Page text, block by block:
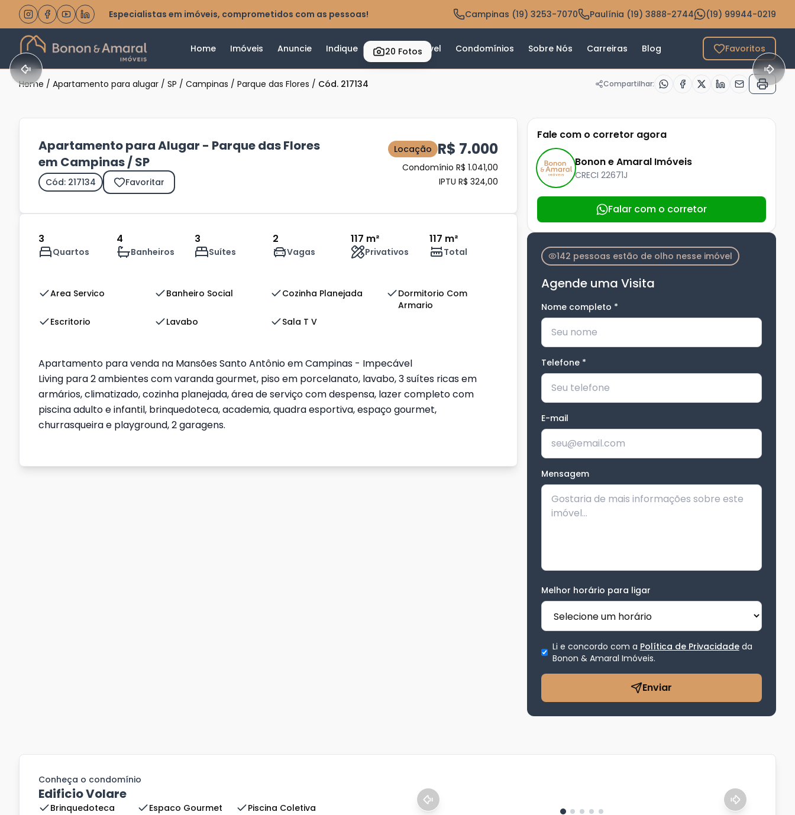
Especialistas em imóveis, comprometidos com as pessoas! Campinas (19) 3253-7070 Paulínia (19) 3888-2744 (19) 99944-0219
Home Imóveis Anuncie Indique Valor do Imóvel Condomínios Sobre Nós Carreiras Blog Favoritos
20 Fotos
Home / Apartamento para alugar / SP / Campinas / Parque das Flores / Cód. 217134 Compartilhar:
Apartamento para Alugar - Parque das Flores
em Campinas / SP
Cód: 217134 Favoritar
Locação R$ 7.000
Condomínio R$ 1.041,00
IPTU R$ 324,00
3
Quartos
4
Banheiros
3
Suítes
2
Vagas
117 m²
Privativos
117 m²
Total
Area Servico Banheiro Social Cozinha Planejada
Dormitorio Com
Armario
Escritorio
Lavabo Sala T V
Apartamento para venda na Mansões Santo Antônio em Campinas - Impecável
Living para 2 ambientes com varanda gourmet, piso em porcelanato, lavabo, 3 suítes ricas em
armários, climatizado, cozinha planejada, área de serviço com despensa, lazer completo com
piscina adulto e infantil, brinquedoteca, academia, quadra esportiva, espaço gourmet,
churrasqueira e playground, 2 garagens.
Fale com o corretor agora
Bonon e Amaral Imóveis
CRECI 22671J
Falar com o corretor
142 pessoas estão de olho nesse imóvel
Agende uma Visita
Nome completo *
Telefone *
E-mail
Mensagem
Melhor horário para ligar
Li e concordo com a Política de Privacidadeda
Bonon & Amaral Imóveis.
Enviar
Conheça o condomínio
Edificio Volare
Brinquedoteca Espaco Gourmet
Piscina Coletiva